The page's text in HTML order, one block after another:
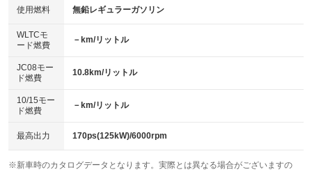
100V電源
：装備なし
センターデフロック
：装備なし
電動格納ミラー
：装備あり
バックカメラ
エアロ
：装備あり
ローダウン
：装備なし
ベンチシート
：装備なし
チップアップシート
：装備なし
電動格納サードシート
：装備なし シートヒーター
：装備なし
使用燃料 無鉛レギュラーガソリン
WLTCモ
ード燃費
－km/リットル
JC08モー
ド燃費
10.8km/リットル
10/15モー
ド燃費
－km/リットル
最高出力 170ps(125kW)/6000rpm
※新車時のカタログデータとなります。実際とは異なる場合がございますの